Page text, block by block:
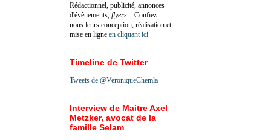
Rédactionnel, publicité, annonces
d'évènements, flyers ... Confiez-
nous leurs conception, réalisation et
mise en ligne en cliquant ici
Timeline de Twitter
Tweets de @VeroniqueChemla
Interview de Maitre Axel
Metzker, avocat de la
famille Selam